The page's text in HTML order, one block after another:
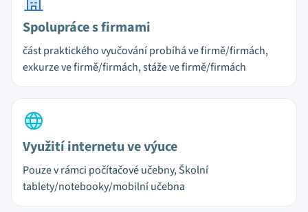
Spolupráce s firmami
část praktického vyučování probíhá ve firmě/firmách,
exkurze ve firmě/firmách, stáže ve firmě/firmách
Využití internetu ve výuce
Pouze v rámci počítačové učebny, Školní
tablety/notebooky/mobilní učebna